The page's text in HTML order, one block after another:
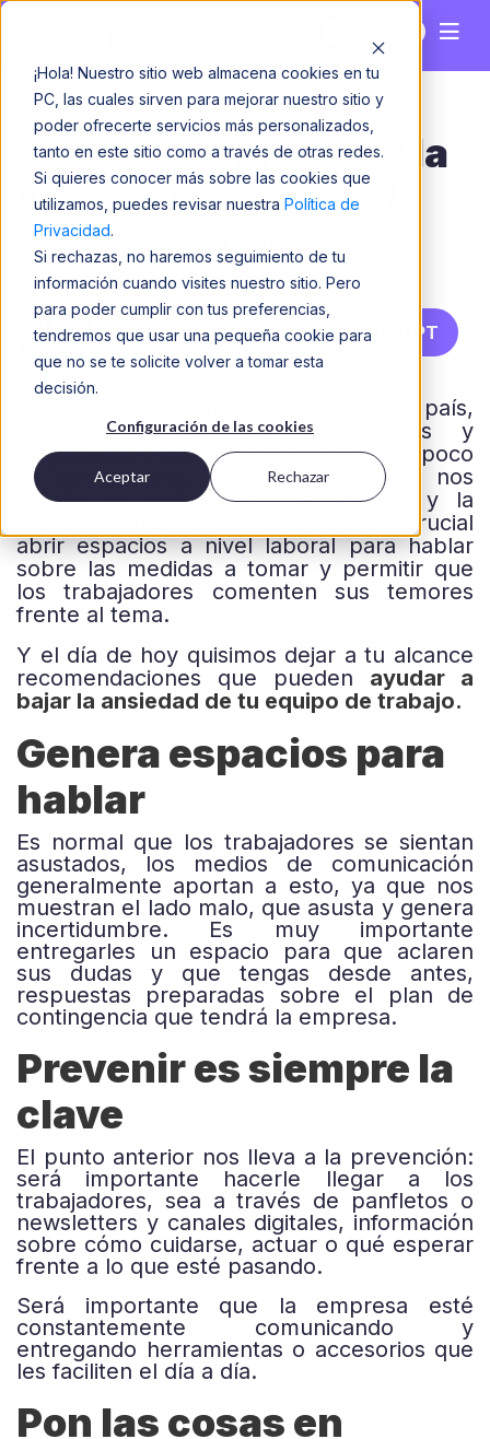
¡Hola! Nuestro sitio web almacena cookies en tu
PC, las cuales sirven para mejorar nuestro sitio y
poder ofrecerte servicios más personalizados,
tanto en este sitio como a través de otras redes.
Si quieres conocer más sobre las cookies que
utilizamos, puedes revisar nuestra Política de
Privacidad.
Si rechazas, no haremos seguimiento de tu
información cuando visites nuestro sitio. Pero
para poder cumplir con tus preferencias,
tendremos que usar una pequeña cookie para
que no se te solicite volver a tomar esta
decisión.
Configuración de las cookies
Aceptar Rechazar
Tips para mantener la
calma en tiempos de
estrés o cambios
Dani y Fer Resumir con ChatGPT
Dependiendo de la situación actual el país,
es normal que los trabajadores y
empleadores comiencen a sentir un poco
de nerviosismo, ya a que a todos nos
asusta en algún grado el cambio y la
incertidumbre, es por eso que es crucial
abrir espacios a nivel laboral para hablar
sobre las medidas a tomar y permitir que
los trabajadores comenten sus temores
frente al tema.
Y el día de hoy quisimos dejar a tu alcance
recomendaciones que pueden ayudar a
bajar la ansiedad de tu equipo de trabajo.
Genera espacios para
hablar
Es normal que los trabajadores se sientan
asustados, los medios de comunicación
generalmente aportan a esto, ya que nos
muestran el lado malo, que asusta y genera
incertidumbre. Es muy importante
entregarles un espacio para que aclaren
sus dudas y que tengas desde antes,
respuestas preparadas sobre el plan de
contingencia que tendrá la empresa.
Prevenir es siempre la
clave
El punto anterior nos lleva a la prevención:
será importante hacerle llegar a los
trabajadores, sea a través de panfletos o
newsletters y canales digitales, información
sobre cómo cuidarse, actuar o qué esperar
frente a lo que esté pasando.
Será importante que la empresa esté
constantemente comunicando y
entregando herramientas o accesorios que
les faciliten el día a día.
Pon las cosas en